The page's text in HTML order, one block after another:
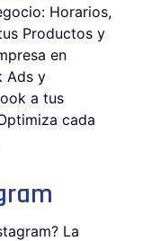
Horarios,
Productos y
en
Ads y
a tus
cada
La